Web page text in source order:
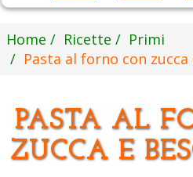
Home Ricette
Primi
Pasta al forno con
PASTA AL
ZUCCA E